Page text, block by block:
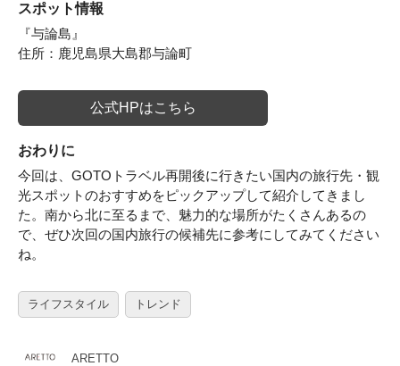
スポット情報
『与論島』
住所：鹿児島県大島郡与論町
公式HPはこちら
おわりに
今回は、GOTOトラベル再開後に行きたい国内の旅行先・観
光スポットのおすすめをピックアップして紹介してきまし
た。南から北に至るまで、魅力的な場所がたくさんあるの
で、ぜひ次回の国内旅行の候補先に参考にしてみてください
ね。
ライフスタイル トレンド
ARETTO